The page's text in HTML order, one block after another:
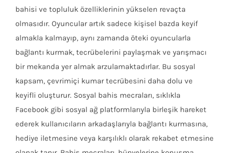
bahisi ve topluluk özelliklerinin yükselen revaçta
olmasıdır. Oyuncular artık sadece kişisel bazda keyif
almakla kalmayıp, aynı zamanda öteki oyuncularla
bağlantı kurmak, tecrübelerini paylaşmak ve yarışmacı
bir mekanda yer almak arzulamaktadırlar. Bu sosyal
kapsam, çevrimiçi kumar tecrübesini daha dolu ve
keyifli oluşturur. Sosyal bahis mecraları, sıklıkla
Facebook gibi sosyal ağ platformlarıyla birleşik hareket
ederek kullanıcıların arkadaşlarıyla bağlantı kurmasına,
hediye iletmesine veya karşılıklı olarak rekabet etmesine